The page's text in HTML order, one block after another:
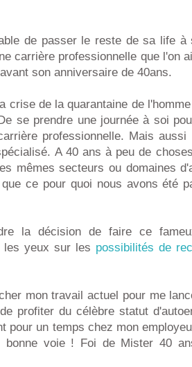
de passer le reste de sa life à
carrière professionnelle que l'on
son anniversaire de 40ans.
crise de la quarantaine de
se prendre une journée à soi
professionnelle. Mais aussi
A 40 ans à peu de
mêmes secteurs ou domaines
ce pour quoi nous avons été
la décision de faire ce
les yeux sur les possibilités de
mon travail actuel pour me
profiter du célèbre statut
pour un temps chez mon
voie ! Foi de Mister 40